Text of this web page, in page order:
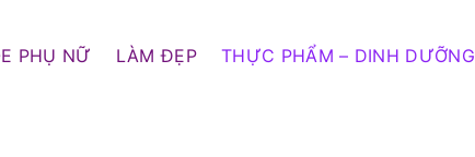
PHỤ NỮ LÀM ĐẸP THỰC PHẨM – DINH DƯỠNG